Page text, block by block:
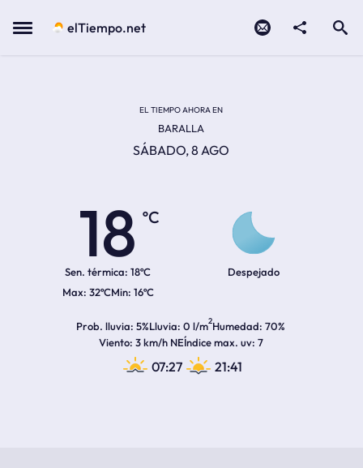
Menu elTiempo.net
EL TIEMPO AHORA EN
BARALLA
SÁBADO, 8 AGO
18
ºC
Sen. térmica: 18ºC
32ºC 16ºC
Despejado
Prob. lluvia 5%Lluvia 0 l/m2Humedad 70%
Viento 3 km/h NEÍndice max. uv 7
07:27 21:41